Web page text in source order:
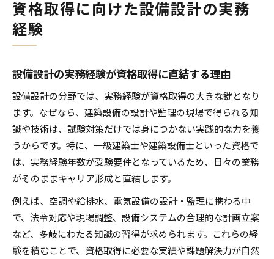
資格取得に向けた設備設計の実務
経験
設備設計の実務経験が資格取得に直結する理由
設備設計の分野では、実務経験が資格取得の大きな鍵となり
ます。なぜなら、建築設備の設計や監理の現場で得られる知
識や技術は、試験対策だけでは身につかない実践的な力を養
うからです。特に、一級建築士や建築設備士といった資格で
は、実務経験年数が受験要件となっているため、日々の業務
がそのままキャリア形成と直結します。
例えば、空調や給排水、電気設備の設計・監理に携わる中
で、法令対応や現場調整、設備システムの合理的な計画立案
など、多岐にわたる知識の習得が求められます。これらの経
験を積むことで、資格取得に必要な実績や課題解決力が自然